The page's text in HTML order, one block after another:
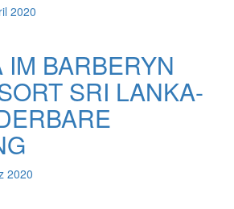
2020
IM BARBERYN
SRI LANKA-
2020